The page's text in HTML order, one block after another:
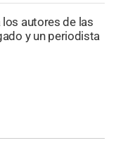
autores de las
y un periodista